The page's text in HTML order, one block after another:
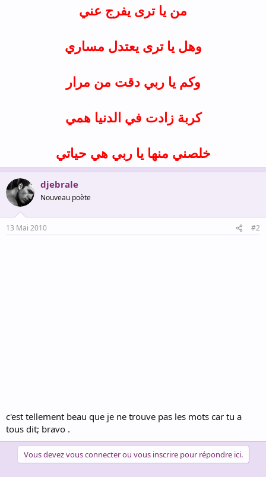
من يا ترى يفرج عني
وهل يا ترى يعتدل مساري
وكم يا ربي دقت من مرار
كربة زادت في الدنيا همي
خلصني منها يا ربي هي حياتي
djebrale
Nouveau poète
13 Mai 2010 #2
c'est tellement beau que je ne trouve pas les mots car tu a
tous dit; bravo .
Vous devez vous connecter ou vous inscrire pour répondre ici.